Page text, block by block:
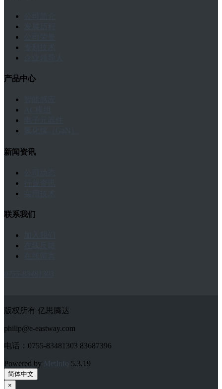
产品中心
新闻资讯
联系我们
版权所有 亿思腾达
philip@e-eastway.com
电话：0755-83481303 83687396
Powered by MetInfo 5.3.19
简体中文
×